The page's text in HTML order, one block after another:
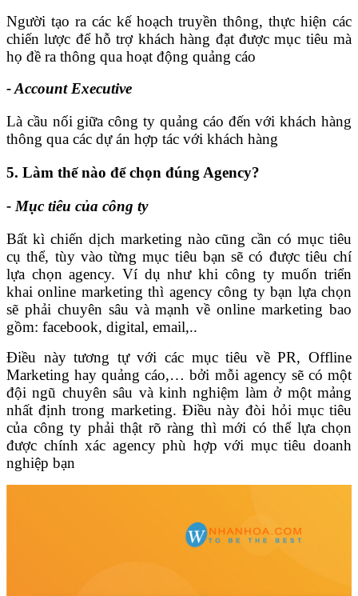
Người tạo ra các kế hoạch truyền thông, thực hiện các
chiến lược để hỗ trợ khách hàng đạt được mục tiêu mà
họ đề ra thông qua hoạt động quảng cáo
- Account Executive
Là cầu nối giữa công ty quảng cáo đến với khách hàng
thông qua các dự án hợp tác với khách hàng
5. Làm thế nào để chọn đúng Agency?
- Mục tiêu của công ty
Bất kì chiến dịch marketing nào cũng cần có mục tiêu
cụ thể, tùy vào từng mục tiêu bạn sẽ có được tiêu chí
lựa chọn agency. Ví dụ như khi công ty muốn triển
khai online marketing thì agency công ty bạn lựa chọn
sẽ phải chuyên sâu và mạnh về online marketing bao
gồm: facebook, digital, email,..
Điều này tương tự với các mục tiêu về PR, Offline
Marketing hay quảng cáo,… bởi mỗi agency sẽ có một
đội ngũ chuyên sâu và kinh nghiệm làm ở một mảng
nhất định trong marketing. Điều này đòi hỏi mục tiêu
của công ty phải thật rõ ràng thì mới có thể lựa chọn
được chính xác agency phù hợp với mục tiêu doanh
nghiệp bạn